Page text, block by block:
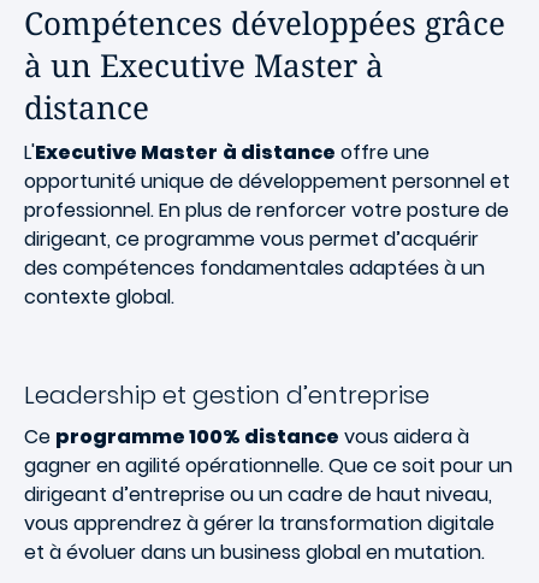
Compétences développées grâce
à un Executive Master à
distance
L'Executive Master à distance offre une
opportunité unique de développement personnel et
professionnel. En plus de renforcer votre posture de
dirigeant, ce programme vous permet d’acquérir
des compétences fondamentales adaptées à un
contexte global.
Leadership et gestion d’entreprise
Ce programme 100% distance vous aidera à
gagner en agilité opérationnelle. Que ce soit pour un
dirigeant d’entreprise ou un cadre de haut niveau,
vous apprendrez à gérer la transformation digitale
et à évoluer dans un business global en mutation.